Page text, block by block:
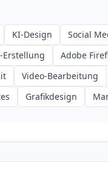
KI-Design
Social
Erstellung
Adobe
Video-Bearbeitung
Grafikdesign